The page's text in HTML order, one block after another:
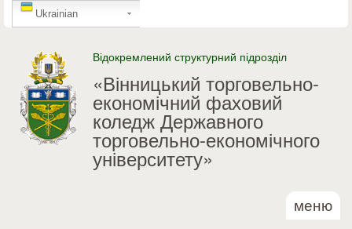
Перейти до основного
GTranslate
Ukrainian
Відокремлений структурний підрозділ
«Вінницький торговельно-
економічний фаховий
коледж Державного
торговельно-економічного
університету»
меню